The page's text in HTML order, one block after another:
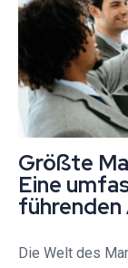
Größte
Eine
Die Welt des